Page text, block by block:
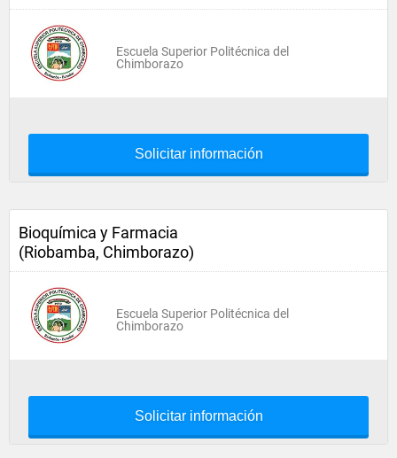
Escuela Superior Politécnica del
Chimborazo
Solicitar información
Bioquímica y Farmacia
(Riobamba, Chimborazo)
Escuela Superior Politécnica del
Chimborazo
Solicitar información